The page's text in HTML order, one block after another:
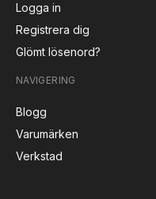
Logga in
Registrera dig
Glömt lösenord?
NAVIGERING
Blogg
Varumärken
Verkstad